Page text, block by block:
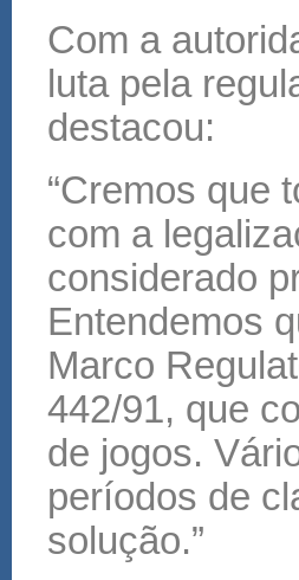
Com a
luta pela
destacou:
“Cremos que
com a
considerado
Entendemos
Marco
442/91, que
de jogos.
períodos de
solução.”